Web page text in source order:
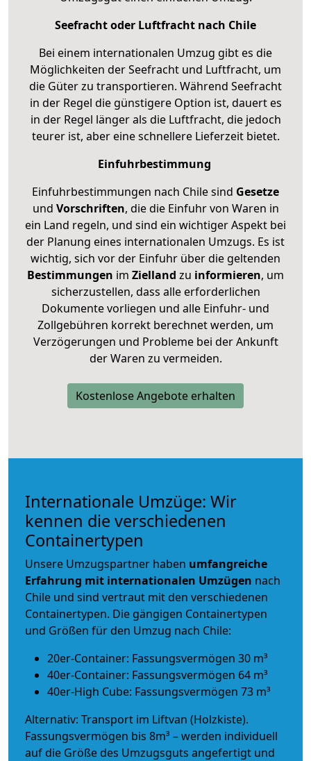
Seefracht oder Luftfracht nach Chile
Bei einem internationalen Umzug gibt es die
Möglichkeiten der Seefracht und Luftfracht, um
die Güter zu transportieren. Während Seefracht
in der Regel die günstigere Option ist, dauert es
in der Regel länger als die Luftfracht, die jedoch
teurer ist, aber eine schnellere Lieferzeit bietet.
Einfuhrbestimmung
Einfuhrbestimmungen nach Chile sind Gesetze
und Vorschriften, die die Einfuhr von Waren in
ein Land regeln, und sind ein wichtiger Aspekt bei
der Planung eines internationalen Umzugs. Es ist
wichtig, sich vor der Einfuhr über die geltenden
Bestimmungen im Zielland zu informieren, um
sicherzustellen, dass alle erforderlichen
Dokumente vorliegen und alle Einfuhr- und
Zollgebühren korrekt berechnet werden, um
Verzögerungen und Probleme bei der Ankunft
der Waren zu vermeiden.
Kostenlose Angebote erhalten
Internationale Umzüge: Wir
kennen die verschiedenen
Containertypen
Unsere Umzugspartner haben umfangreiche
Erfahrung mit internationalen Umzügen nach
Chile und sind vertraut mit den verschiedenen
Containertypen. Die gängigen Containertypen
und Größen für den Umzug nach Chile:
20er-Container: Fassungsvermögen 30 m³
40er-Container: Fassungsvermögen 64 m³
40er-High Cube: Fassungsvermögen 73 m³
Alternativ: Transport im Liftvan (Holzkiste).
Fassungsvermögen bis 8m³ – werden individuell
auf die Größe des Umzugsguts angefertigt und